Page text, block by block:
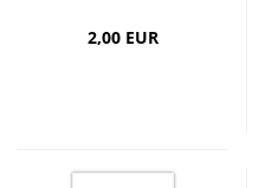
2,00 EUR